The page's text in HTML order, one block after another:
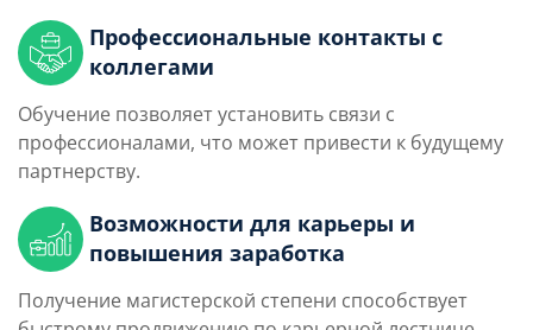
Профессиональные контакты с
коллегами
Обучение позволяет установить связи с
профессионалами, что может привести к будущему
партнерству.
Возможности для карьеры и
повышения заработка
Получение магистерской степени способствует